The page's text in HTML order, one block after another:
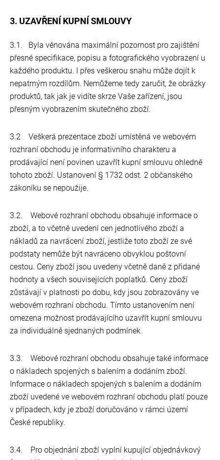
3. UZAVŘENÍ KUPNÍ SMLOUVY
3.1. Byla věnována maximální pozornost pro zajištění
přesné specifikace, popisu a fotografického vyobrazení u
každého produktu. I přes veškerou snahu může dojít k
nepatrným rozdílům. Nemůžeme tedy zaručit, že obrázky
produktů, tak jak je vidíte skrze Vaše zařízení, jsou
přesným vyobrazením skutečného zboží.
3.2 Veškerá prezentace zboží umístěná ve webovém
rozhraní obchodu je informativního charakteru a
prodávající není povinen uzavřít kupní smlouvu ohledně
tohoto zboží. Ustanovení § 1732 odst. 2 občanského
zákoníku se nepoužije.
3.2. Webové rozhraní obchodu obsahuje informace o
zboží, a to včetně uvedení cen jednotlivého zboží a
nákladů za navrácení zboží, jestliže toto zboží ze své
podstaty nemůže být navráceno obvyklou poštovní
cestou. Ceny zboží jsou uvedeny včetně daně z přidané
hodnoty a všech souvisejících poplatků. Ceny zboží
zůstávají v platnosti po dobu, kdy jsou zobrazovány ve
webovém rozhraní obchodu. Tímto ustanovením není
omezena možnost prodávajícího uzavřít kupní smlouvu
za individuálně sjednaných podmínek.
3.3. Webové rozhraní obchodu obsahuje také informace
o nákladech spojených s balením a dodáním zboží.
Informace o nákladech spojených s balením a dodáním
zboží uvedené ve webovém rozhraní obchodu platí pouze
v případech, kdy je zboží doručováno v rámci území
České republiky.
3.4. Pro objednání zboží vyplní kupující objednávkový